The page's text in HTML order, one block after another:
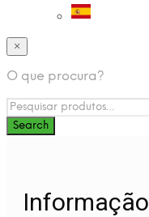
×
O que procura?
Informação